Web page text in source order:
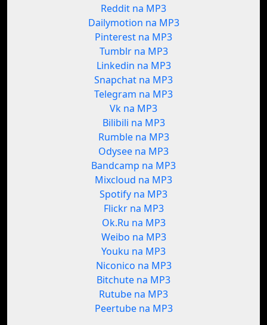
Reddit na MP3
Dailymotion na MP3
Pinterest na MP3
Tumblr na MP3
Linkedin na MP3
Snapchat na MP3
Telegram na MP3
Vk na MP3
Bilibili na MP3
Rumble na MP3
Odysee na MP3
Bandcamp na MP3
Mixcloud na MP3
Spotify na MP3
Flickr na MP3
Ok.Ru na MP3
Weibo na MP3
Youku na MP3
Niconico na MP3
Bitchute na MP3
Rutube na MP3
Peertube na MP3